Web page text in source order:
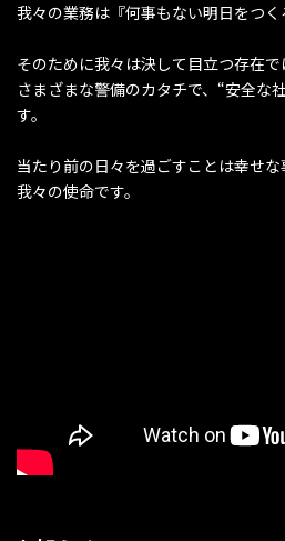
我々の業務は『何事もない明日をつく
そのために我々は決して目立つ存在で
さまざまな警備のカタチで、“安全な
す。
当たり前の日々を過ごすことは幸せ
我々の使命です。